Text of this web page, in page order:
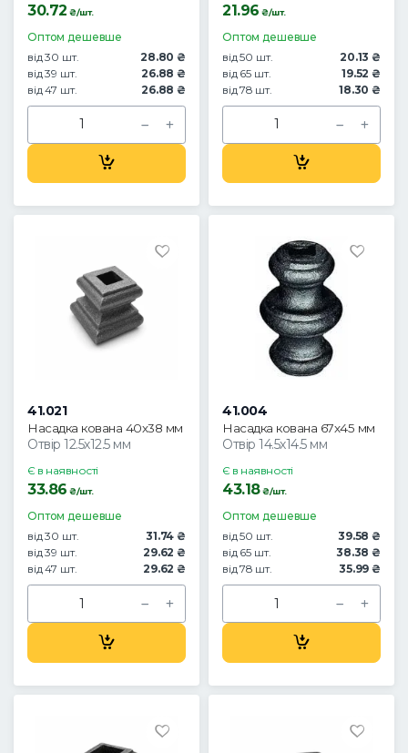
30.72 ₴/шт.
Оптом дешевше
від 30 шт.
28.80 ₴
від 39 шт.
26.88 ₴
від 47 шт.
26.88 ₴
21.96 ₴/шт.
Оптом дешевше
від 50 шт.
20.13 ₴
від 65 шт.
19.52 ₴
від 78 шт.
18.30 ₴
41.021
Насадка кована 40х38 мм
Отвір 12.5х12.5 мм
Є в наявності
33.86 ₴/шт.
Оптом дешевше
від 30 шт.
31.74 ₴
від 39 шт.
29.62 ₴
від 47 шт.
29.62 ₴
41.004
Насадка кована 67х45 мм
Отвір 14.5х14.5 мм
Є в наявності
43.18₴/шт.
Оптом дешевше
від 50 шт.
39.58 ₴
від 65 шт.
38.38 ₴
від 78 шт.
35.99 ₴